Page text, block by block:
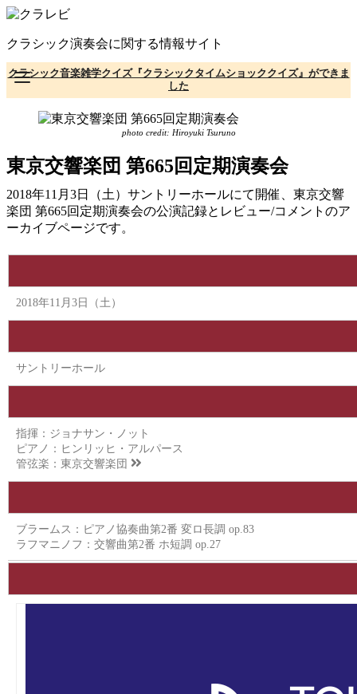
コ
テ
ン
ツ
へ
クラシック演奏会に関する情報サイト
クラシック音楽雑学クイズ『クラシックタイムショッククイズ』ができま
した
photo credit: Hiroyuki Tsuruno
東京交響楽団 第665回定期演奏会
2018年11月3日（土）サントリーホールにて開催、東京交響
楽団 第665回定期演奏会の公演記録とレビュー/コメントのア
ーカイブページです。
2018年11月3日（土）
サントリーホール
指揮：ジョナサン・ノット
ピアノ：ヒンリッヒ・アルパース
管弦楽： 東京交響楽団
ブラームス：ピアノ協奏曲第2番 変ロ長調 op.83
ラフマニノフ：交響曲第2番 ホ短調 op.27